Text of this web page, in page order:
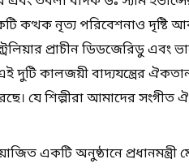
কত্থক নৃত্য পরিবেশনাও দৃষ্টি
প্রাচীন ডিডজেরিডু এবং
দুটি কালজয়ী বাদ্যযন্ত্রের
যে শিল্পীরা আমাদের
একটি অনুষ্ঠানে